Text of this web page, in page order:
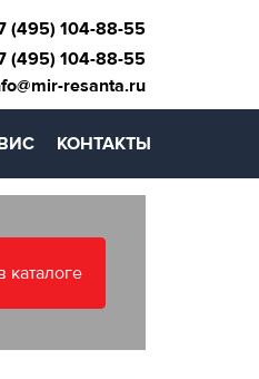
(495) 104-88-55
(495) 104-88-55
resanta.ru
КОНТАКТЫ
каталоге